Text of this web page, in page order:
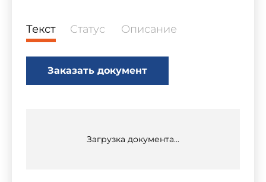
Текст Статус Описание
Заказать документ
Загрузка документа...